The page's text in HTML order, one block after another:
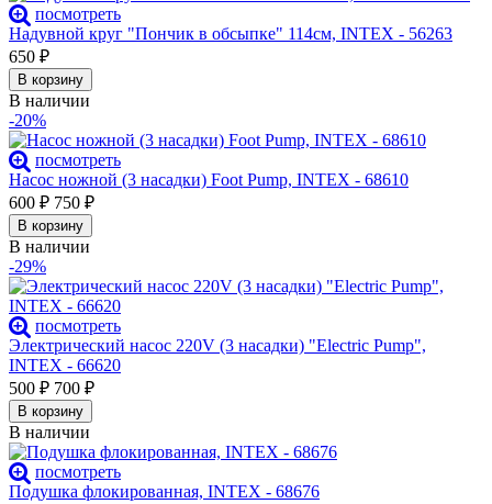
посмотреть
Надувной круг "Пончик в обсыпке" 114cм, INTEX - 56263
650 ₽
В корзину
В наличии
-20%
посмотреть
Насос ножной (3 насадки) Foot Pump, INTEX - 68610
600 ₽ 750 ₽
В корзину
В наличии
-29%
посмотреть
Электрический насос 220V (3 насадки) "Electric Pump",
INTEX - 66620
500 ₽ 700 ₽
В корзину
В наличии
посмотреть
Подушка флокированная, INTEX - 68676